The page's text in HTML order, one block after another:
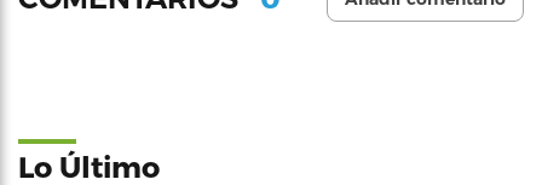
Lo Último